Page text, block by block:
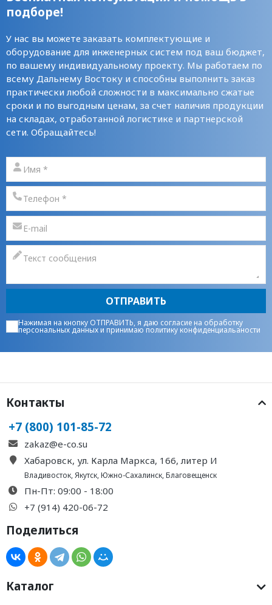
подборе!
У нас вы можете заказать комплектующие и
оборудование для инженерных систем под ваш бюджет,
по вашему индивидуальному проекту. Мы работаем по
всему Дальнему Востоку и способны выполнить заказ
практически любой сложности в максимально сжатые
сроки и по выгодным ценам, за счет наличия продукции
на складах, отработанной логистике и партнерской
сети. Обращайтесь!
ОТПРАВИТЬ
Нажимая на кнопку ОТПРАВИТЬ, я даю согласие на обработку
персональных данныхи принимаюполитику конфиденциальаности
Контакты
+7 (800) 101-85-72
zakaz@e-co.su
Хабаровск, ул. Карла Маркса, 166, литер И
Владивосток,Якутск,Южно-Сахалинск,Благовещенск
Пн-Пт: 09:00 - 18:00
+7 (914) 420-06-72
Поделиться
Каталог